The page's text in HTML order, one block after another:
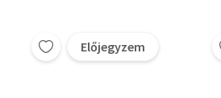
Előjegyzem